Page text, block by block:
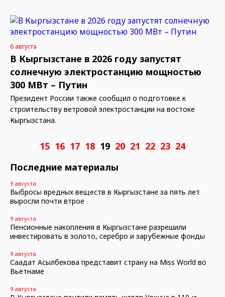
6 августа
В Кыргызстане в 2026 году запустят
солнечную электростанцию мощностью
300 МВт – Путин
Президент России также сообщил о подготовке к
строительству ветровой электростанции на востоке
Кыргызстана.
15 16 17 18 19 20 21 22 23 24
Последние материалы
9 августа
Выбросы вредных веществ в Кыргызстане за пять лет
выросли почти втрое
9 августа
Пенсионные накопления в Кыргызстане разрешили
инвестировать в золото, серебро и зарубежные фонды
9 августа
Саадат Асылбекова представит страну на Miss World во
Вьетнаме
9 августа